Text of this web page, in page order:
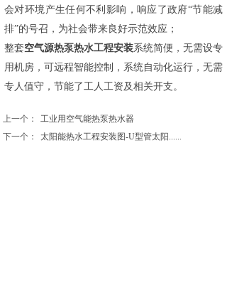
会对环境产生任何不利影响，响应了政府“节能减
排”的号召，为社会带来良好示范效应；
整套空气源热泵热水工程安装系统简便，无需设专
用机房，可远程智能控制，系统自动化运行，无需
专人值守，节能了工人工资及相关开支。
上一个：
工业用空气能热泵热水器
下一个：
太阳能热水工程安装图-U型管太阳......